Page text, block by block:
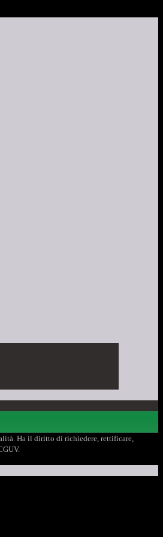
Ha il diritto di richiedere, rettificare,